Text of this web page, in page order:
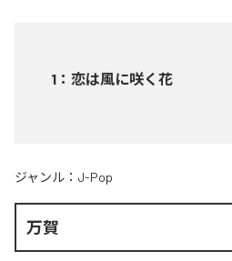
1 ： 恋は風に咲く花
ジャンル： J-Pop
万賀